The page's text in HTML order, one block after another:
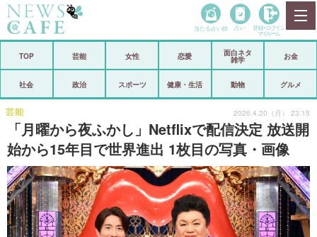
政治
芸能 スポーツ
恋愛 ビックリ
コメントポスト アリ／ナシ
リリース ショップ
当たる占い師 占い 登録• ログイン
マイルーム
TOP 芸能 女性 恋愛
面白ネタ
雑学
お金
社会 政治 スポーツ 健康・生活 動物 グルメ
「月曜から夜ふかし」Netflixで配信決定 放送開
始から15年目で世界進出 1枚目の写真・画像
芸能 2026.4.20（月） 23:15